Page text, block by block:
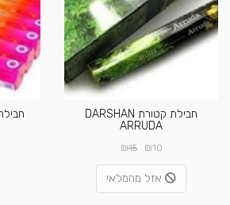
חבילת קטורת DARSHAN
ARRUDA
₪10
₪15
אזל מהמלאי